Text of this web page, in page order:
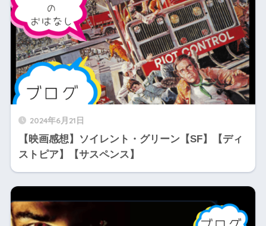
2024年6月21日
【映画感想】ソイレント・グリーン【SF】【ディ
ストピア】【サスペンス】